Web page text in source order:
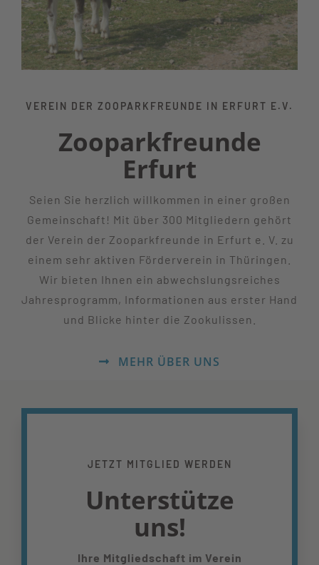
VEREIN DER ZOOPARKFREUNDE IN ERFURT E.V.
Zooparkfreunde
Erfurt
Seien Sie herzlich willkommen in einer großen
Gemeinschaft! Mit über 300 Mitgliedern gehört
der Verein der Zooparkfreunde in Erfurt e. V. zu
einem sehr aktiven Förderverein in Thüringen.
Wir bieten Ihnen ein abwechslungsreiches
Jahresprogramm, Informationen aus erster Hand
und Blicke hinter die Zookulissen.
MEHR ÜBER UNS
JETZT MITGLIED WERDEN
Unterstütze
uns!
Ihre Mitgliedschaft im Verein